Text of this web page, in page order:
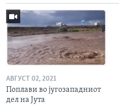
АВГУСТ 02, 2021
Поплави во југозападниот
дел на Јута